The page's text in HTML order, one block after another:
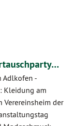
Adlkofen -
Kleidung am
Verereinsheim der